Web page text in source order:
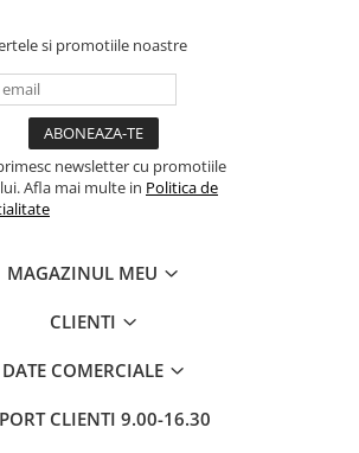
si promotiile noastre
newsletter cu promotiile
Afla mai multe in Politica de
MAGAZINUL MEU
CLIENTI
DATE COMERCIALE
CLIENTI 9.00-16.30